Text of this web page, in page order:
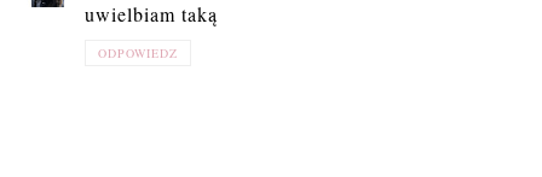
uwielbiam taką
ODPOWIEDZ